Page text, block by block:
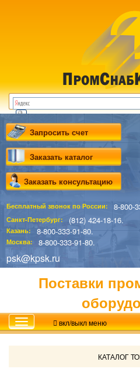
Запросить счет
Заказать каталог
Заказать консультацию
Бесплатный звонок по России: 8-800-
Санкт-Петербург: (812) 424-18-16.
Казань: 8-800-333-91-80.
Москва: 8-800-333-91-80.
psk@kpsk.ru
Поставки
вкл/выкл меню
КАТАЛОГ